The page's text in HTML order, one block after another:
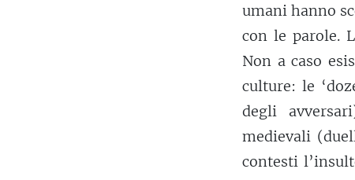
umani hanno
con le parole.
Non a caso
culture: le
degli
medievali
contesti